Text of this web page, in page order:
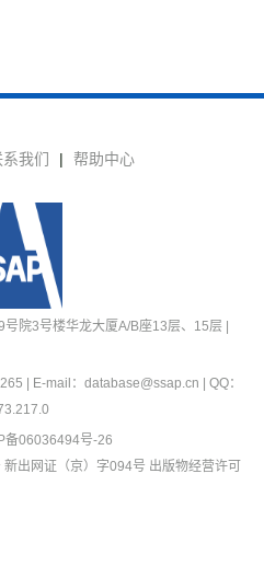
我们 | 帮助中心
院3号楼华龙大厦A/B座13层、15层 |
| E-mail：database@ssap.cn | QQ：
备06036494号-26
新出网证（京）字094号 出版物经营许可